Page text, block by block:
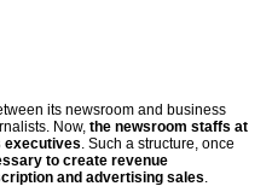
its newsroom and business
Now, the newsroom staffs at
executives. Such a structure, once
to create revenue
and advertising sales.